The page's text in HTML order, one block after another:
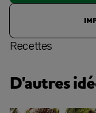
Recettes
D'autres